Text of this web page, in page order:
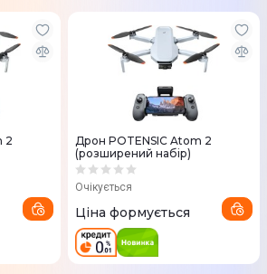
2
Дрон POTENSIC Atom 2
(розширений набір)
Очікується
Ціна формується